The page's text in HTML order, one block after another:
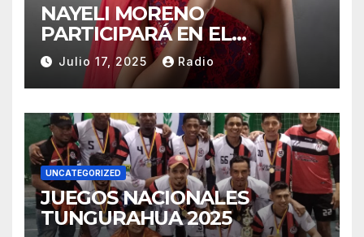
NAYELI MORENO
PARTICIPARÁ EN EL
REINADO NACIONAL DEL
CAFÉ LA TOQUILLA 2025 EN
REPRESENTACIÓN DE
SUCUMBÍOS
Julio 17, 2025 Radio
UNCATEGORIZED
JUEGOS NACIONALES
TUNGURAHUA 2025